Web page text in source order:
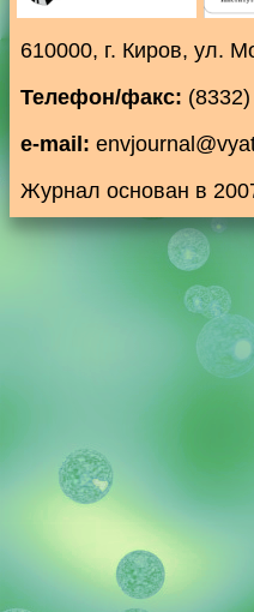
610000, г. Киров, ул.
Телефон/факс:
e-mail:
Журнал основан в